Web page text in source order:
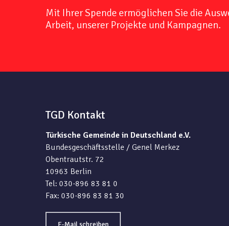
Mit Ihrer Spende ermöglichen Sie die
Arbeit, unserer Projekte und Kampagnen.
TGD Kontakt
Türkische Gemeinde in Deutschland e.V.
Bundesgeschäftsstelle / Genel Merkez
Obentrautstr. 72
10963 Berlin
Tel: 030-896 83 81 0
Fax: 030-896 83 81 30
E-Mail schreiben